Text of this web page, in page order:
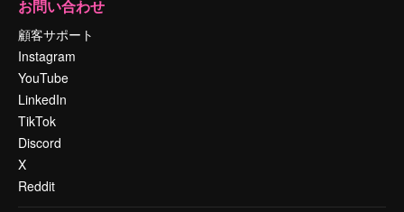
お問い合わせ
顧客サポート
Instagram
YouTube
LinkedIn
TikTok
Discord
X
Reddit